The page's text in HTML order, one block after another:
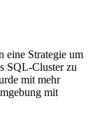
eine Strategie um
SQL-Cluster zu
mit mehr
mit